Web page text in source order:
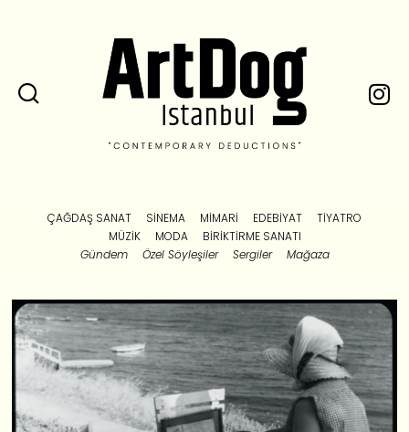
ÇAĞDAŞ SANAT SINEMA MIMARI EDEBIYAT
TIYATRO
MÜZIK
MODA
BIRIKTIRME SANATI
Gündem
Özel Söyleşiler Sergiler Mağaza